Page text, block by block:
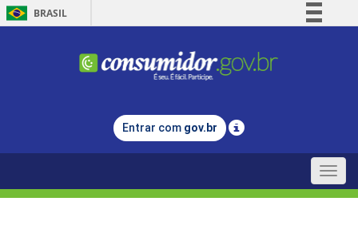
BRASIL
Comunica BR
Legislação
Entrar com gov.br
Toggle